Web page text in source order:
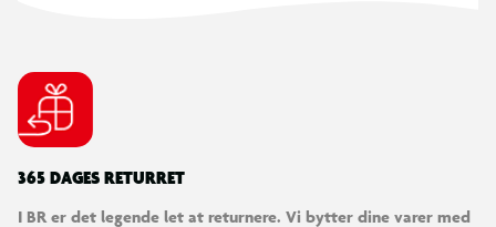
365 DAGES RETURRET
I BR er det legende let at returnere. Vi bytter dine varer med